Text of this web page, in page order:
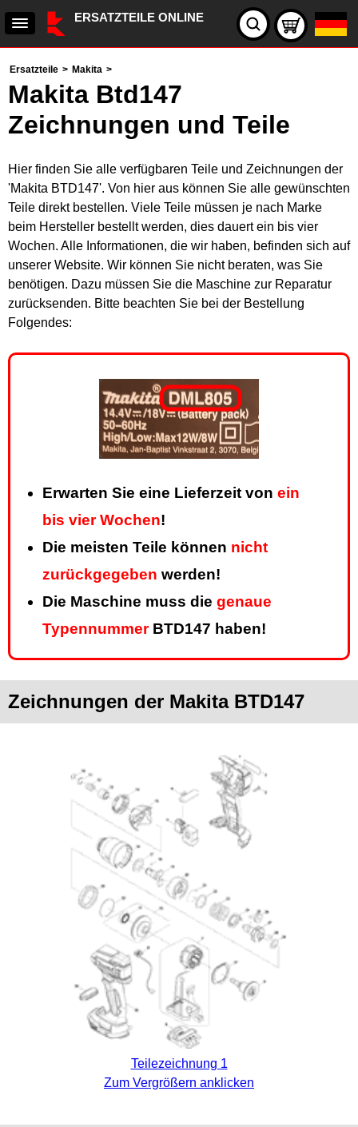
ERSATZTEILE ONLINE
Ersatzteile > Makita >
Makita Btd147
Zeichnungen und Teile
Hier finden Sie alle verfügbaren Teile und Zeichnungen der
'Makita BTD147'. Von hier aus können Sie alle gewünschten
Teile direkt bestellen. Viele Teile müssen je nach Marke
beim Hersteller bestellt werden, dies dauert ein bis vier
Wochen. Alle Informationen, die wir haben, befinden sich auf
unserer Website. Wir können Sie nicht beraten, was Sie
benötigen. Dazu müssen Sie die Maschine zur Reparatur
zurücksenden. Bitte beachten Sie bei der Bestellung
Folgendes:
Erwarten Sie eine Lieferzeit von ein
bis vier Wochen!
Die meisten Teile können nicht
zurückgegeben werden!
Die Maschine muss die genaue
TypennummerBTD147 haben!
Zeichnungen der Makita BTD147
Teilezeichnung 1
Zum Vergrößern anklicken